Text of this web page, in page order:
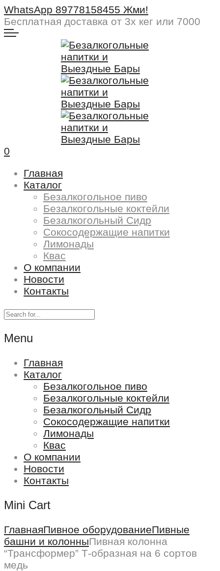
WhatsApp 89778158455 Жми!
Бесплатная доставка от 3х кег или 7000
0
Главная
Каталог
Безалкогольное пиво
Безалкогольные коктейли
Безалкогольный Сидр
Сокосодержащие напитки
Лимонады
Квас
О компании
Новости
Контакты
Menu
Главная
Каталог
Безалкогольное пиво
Безалкогольные коктейли
Безалкогольный Сидр
Сокосодержащие напитки
Лимонады
Квас
О компании
Новости
Контакты
Mini Cart
ГлавнаяПивное оборудованиеПивные
башни и колонныПивная колонна
“Трансформер” Т-образная на 6 сортов
медь